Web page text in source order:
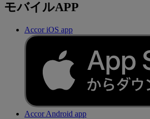
モバイルAPP
Accor iOS app
Accor Android app